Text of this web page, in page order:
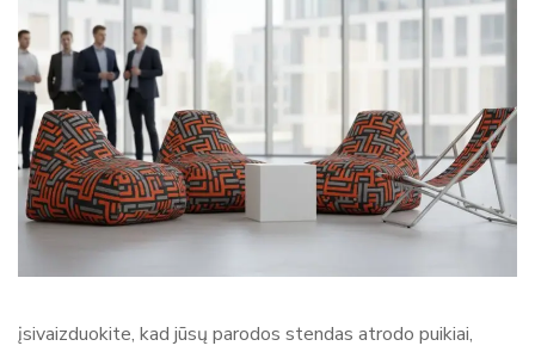
įsivaizduokite, kad jūsų parodos stendas atrodo puikiai,